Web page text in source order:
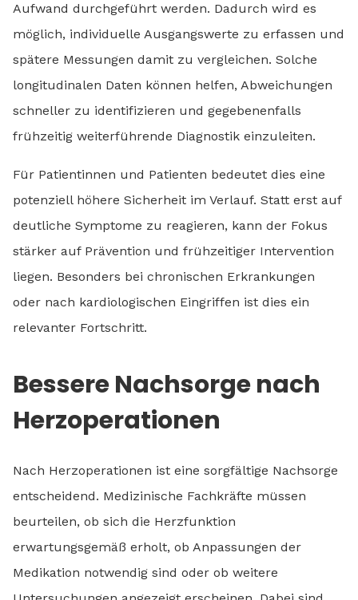
Aufwand durchgeführt werden. Dadurch wird es
möglich, individuelle Ausgangswerte zu erfassen und
spätere Messungen damit zu vergleichen. Solche
longitudinalen Daten können helfen, Abweichungen
schneller zu identifizieren und gegebenenfalls
frühzeitig weiterführende Diagnostik einzuleiten.
Für Patientinnen und Patienten bedeutet dies eine
potenziell höhere Sicherheit im Verlauf. Statt erst auf
deutliche Symptome zu reagieren, kann der Fokus
stärker auf Prävention und frühzeitiger Intervention
liegen. Besonders bei chronischen Erkrankungen
oder nach kardiologischen Eingriffen ist dies ein
relevanter Fortschritt.
Bessere Nachsorge nach
Herzoperationen
Nach Herzoperationen ist eine sorgfältige Nachsorge
entscheidend. Medizinische Fachkräfte müssen
beurteilen, ob sich die Herzfunktion
erwartungsgemäß erholt, ob Anpassungen der
Medikation notwendig sind oder ob weitere